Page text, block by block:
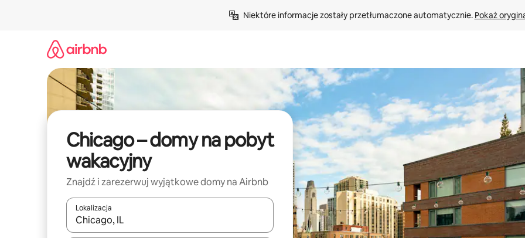
Niektóre informacje zostały przetłumaczone automatycznie. Pokaż
Chicago – domy na pobyt
wakacyjny
Znajdź i zarezerwuj wyjątkowe domy na Airbnb
Lokalizacja
Gdy wyniki będą dostępne, możesz poruszać się po nich za pomocą klawiszy strzałek w górę i w dół lub przeglądać je